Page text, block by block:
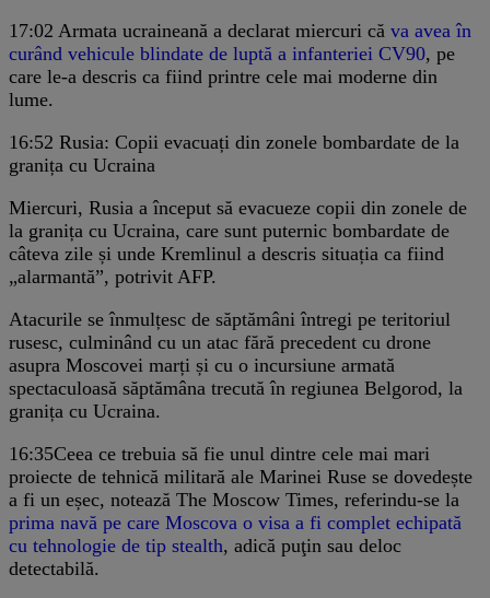
17:02 Armata ucraineană a declarat miercuri că va avea în
curând vehicule blindate de luptă a infanteriei CV90, pe
care le-a descris ca fiind printre cele mai moderne din
lume.
16:52 Rusia: Copii evacuați din zonele bombardate de la
granița cu Ucraina
Miercuri, Rusia a început să evacueze copii din zonele de
la granița cu Ucraina, care sunt puternic bombardate de
câteva zile și unde Kremlinul a descris situația ca fiind
„alarmantă”, potrivit AFP.
Atacurile se înmulțesc de săptămâni întregi pe teritoriul
rusesc, culminând cu un atac fără precedent cu drone
asupra Moscovei marți și cu o incursiune armată
spectaculoasă săptămâna trecută în regiunea Belgorod, la
granița cu Ucraina.
16:35Ceea ce trebuia să fie unul dintre cele mai mari
proiecte de tehnică militară ale Marinei Ruse se dovedește
a fi un eșec, notează The Moscow Times, referindu-se la
prima navă pe care Moscova o visa a fi complet echipată
cu tehnologie de tip stealth, adică puţin sau deloc
detectabilă.